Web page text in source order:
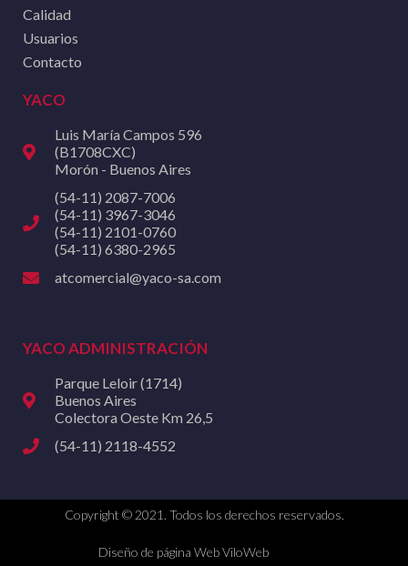
Calidad
Usuarios
Contacto
YACO
Luis María Campos 596
(B1708CXC)
Morón - Buenos Aires
(54-11) 2087-7006
(54-11) 3967-3046
(54-11) 2101-0760
(54-11) 6380-2965
atcomercial@yaco-sa.com
YACO ADMINISTRACIÓN
Parque Leloir (1714)
Buenos Aires
Colectora Oeste Km 26,5
(54-11) 2118-4552
Copyright © 2021. Todos los derechos reservados.
Diseño de página Web ViloWeb